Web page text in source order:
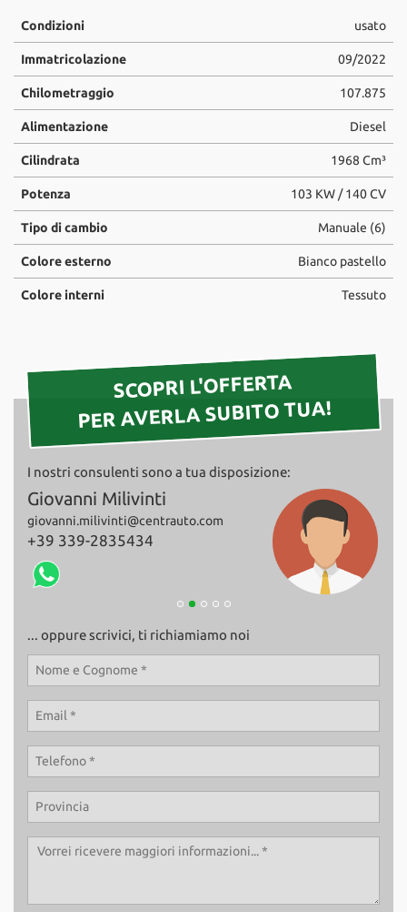
Condizioni usato
Immatricolazione 09/2022
Chilometraggio 107.875
Alimentazione Diesel
Cilindrata 1968 Cm³
Potenza 103 KW / 140 CV
Tipo di cambio Manuale (6)
Colore esterno Bianco pastello
Colore interni Tessuto
SCOPRI L'OFFERTA
PER AVERLA SUBITO TUA!
I nostri consulenti sono a tua disposizione:
Giovanni Milivinti
giovanni.milivinti@centrauto.com
+39 339-2835434
... oppure scrivici, ti richiamiamo noi
Cookie necessari
Cookie delle preferenze
Cookie per il miglioramento dell'esperienza utente
Cookie analitici
Cookie di marketing
Salva
le